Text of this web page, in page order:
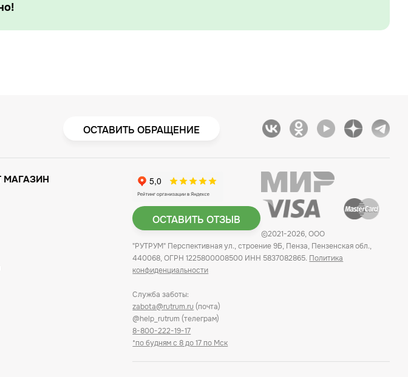
ОСТАВИТЬ ОБРАЩЕНИЕ
МАГАЗИН
ОСТАВИТЬ ОТЗЫВ
©2021-2026, ООО
"РУТРУМ" Перспективная ул., строение 9Б, Пенза, Пензенская обл.,
440068, ОГРН 1225800008500 ИНН 5837082865. Политика
конфиденциальности
Служба заботы:
zabota@rutrum.ru (почта)
@help_rutrum (телеграм)
8-800-222-19-17
*по будням с 8 до 17 по Мск